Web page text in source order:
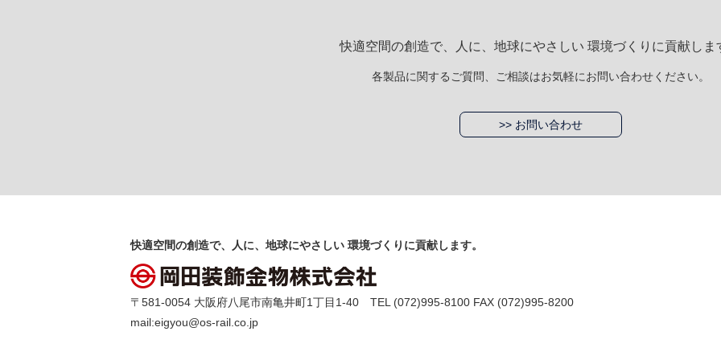
快適空間の創造で、人に、地球にやさしい 環境づくりに貢献しま
各製品に関するご質問、ご相談はお気軽にお問い合わせください。
>> お問い合わせ
快適空間の創造で、人に、地球にやさしい 環境づくりに貢献します。
〒581-0054 大阪府八尾市南亀井町1丁目1-40 TEL (072)995-8100 FAX (072)995-8200
mail:eigyou@os-rail.co.jp